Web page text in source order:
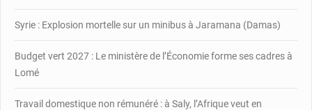
Syrie : Explosion mortelle sur un minibus à Jaramana (Damas)
Budget vert 2027 : Le ministère de l’Économie forme ses cadres à
Lomé
Travail domestique non rémunéré : à Saly, l’Afrique veut en